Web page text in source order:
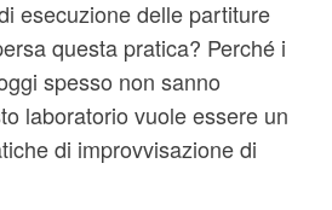
esecuzione delle partiture
questa pratica? Perché i
spesso non sanno
laboratorio vuole essere un
di improvvisazione di